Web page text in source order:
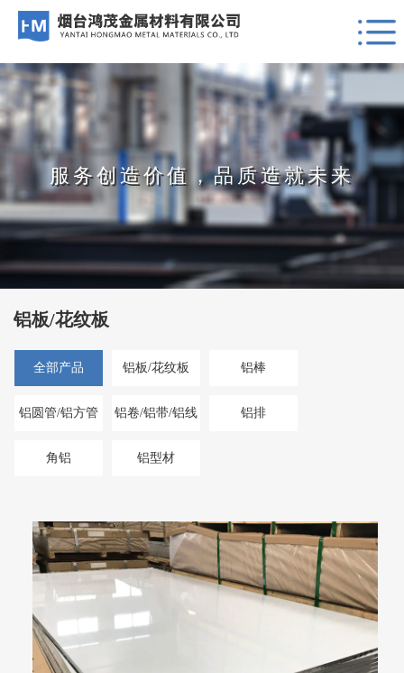
服务创造价值，品质造就未来
铝板/花纹板
全部产品 铝板/花纹板 铝棒
铝圆管/铝方管 铝卷/铝带/铝线 铝排
角铝 铝型材